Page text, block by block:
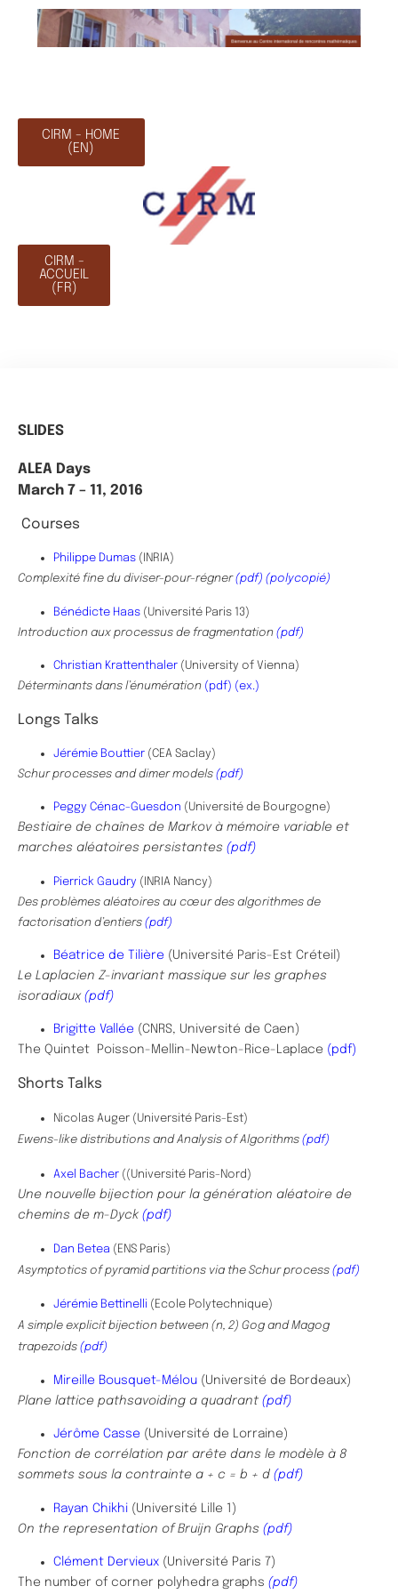
CIRM - HOME
(EN)
CIRM -
ACCUEIL
(FR)
SLIDES
ALEA Days
March 7 – 11, 2016
Courses
Philippe Dumas (INRIA)
Complexité fine du diviser-pour-régner(pdf) (polycopié)
Bénédicte Haas ( Université Paris 13)
Introduction aux processus de fragmentation (pdf)
Christian Krattenthaler (University of Vienna)
Déterminants dans l’énumération (pdf) (ex.)
Longs Talks
Jérémie Bouttier (CEA Saclay)
Schur processes and dimer models (pdf)
Peggy Cénac-Guesdon (Université de Bourgogne)
Bestiaire de chaînes de Markov à mémoire variable et
marches aléatoires persistantes (pdf)
Pierrick Gaudry (INRIA Nancy)
Des problèmes aléatoires au cœur des algorithmes de
factorisation d’entiers (pdf)
Béatrice de Tilière (Université Paris-Est Créteil)
Le Laplacien Z-invariant massique sur les graphes
isoradiaux (pdf)
Brigitte Vallée (CNRS, Université de Caen)
The Quintet Poisson-Mellin-Newton-Rice-Laplace (pdf)
Shorts Talks
Nicolas Auger (Université Paris-Est)
Ewens-like distributions and Analysis of Algorithms (pdf)
Axel Bacher ( (Université Paris-Nord)
Une nouvelle bijection pour la génération aléatoire de
chemins de m-Dyck (pdf)
Dan Betea (ENS Paris)
Asymptotics of pyramid partitions via the Schur process (pdf)
Jérémie Bettinelli (Ecole Polytechnique)
A simple explicit bijection between (n, 2) Gog and Magog
trapezoids (pdf)
Mireille Bousquet-Mélou (Université de Bordeaux)
Plane lattice pathsavoiding a quadrant (pdf)
Jérôme Casse (Université de Lorraine)
Fonction de corrélation par arête dans le modèle à 8
sommets sous la contrainte a + c = b + d (pdf)
Rayan Chikhi (Université Lille 1)
On the representation of Bruijn Graphs (pdf)
Clément Dervieux (Université Paris 7)
The number of corner polyhedra graphs (pdf)